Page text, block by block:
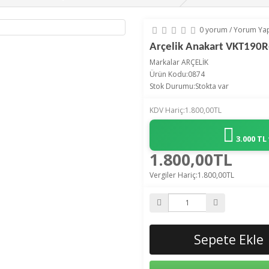
0 yorum /Yorum
Arçelik Anakart
MarkalarARÇELİK
Ürün Kodu:0874
Stok Durumu:Stokta var
KDV Hariç:1.800,00TL
3.000
1.800,00TL
Vergiler Hariç:1.800,00TL
Sepete Ekle